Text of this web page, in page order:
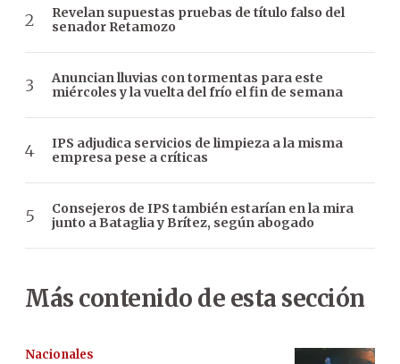
Revelan supuestas pruebas de título falso del
senador Retamozo
Anuncian lluvias con tormentas para este
miércoles y la vuelta del frío el fin de semana
IPS adjudica servicios de limpieza a la misma
empresa pese a críticas
Consejeros de IPS también estarían en la mira
junto a Bataglia y Brítez, según abogado
Más contenido de esta sección
Nacionales